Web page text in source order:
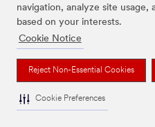
navigation, analyze site
based on your interests.
Cookie Notice
Reject Non-Essential Cookies
Cookie Preferences